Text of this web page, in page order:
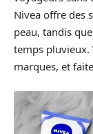
Nivea offre des
peau, tandis
temps pluvieux.
marques, et